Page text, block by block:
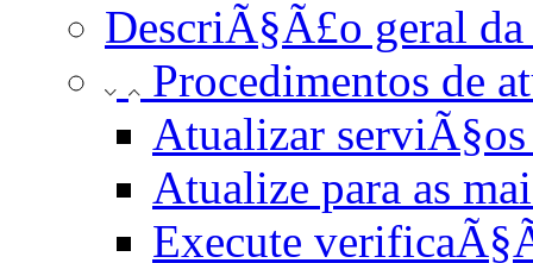
DescriÃ§Ã£o geral
Procedimentos de
Atualizar
Atualize para as
Execute